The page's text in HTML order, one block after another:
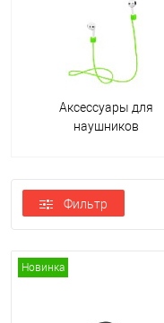
Аксессуары для
наушников
Фильтр
Новинка